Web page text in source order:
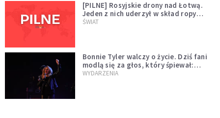
[PILNE] Rosyjskie drony nad Łotwą.
Jeden z nich uderzył w skład ropy
naftowej
ŚWIAT
Bonnie Tyler walczy o życie. Dziś fani
modlą się za głos, który śpiewał:
"Lord, help me"
WYDARZENIA